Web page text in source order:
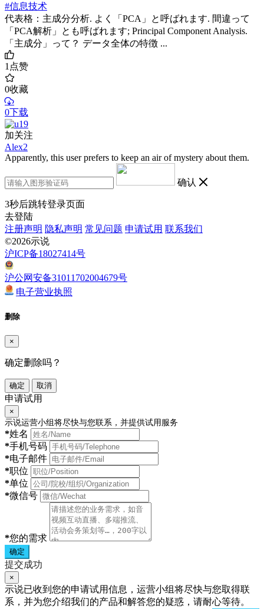
#信息技术
代表格：主成分分析. よく「PCA」と呼ばれます. 間違って
「PCA解析」とも呼ばれます; Principal Component Analysis.
「主成分」って？ データ全体の特徴 ...
1点赞
0收藏
0下载
加关注
Alex2
Apparently, this user prefers to keep an air of mystery about them.
确认
3秒后跳转登录页面
去登陆
注册声明 隐私声明 常见问题 申请试用 联系我们
©2026示说
沪ICP备18027414号
沪公网安备31011702004679号
电子营业执照
删除
×
确定删除吗？
确定 取消
申请试用
×
示说运营小组将尽快与您联系，并提供试用服务
*姓名
*手机号码
*电子邮件
*职位
*单位
*微信号
*您的需求
确定
提交成功
×
示说已收到您的申请试用信息，运营小组将尽快与您取得联
系，并为您介绍我们的产品和解答您的疑惑，请耐心等待。